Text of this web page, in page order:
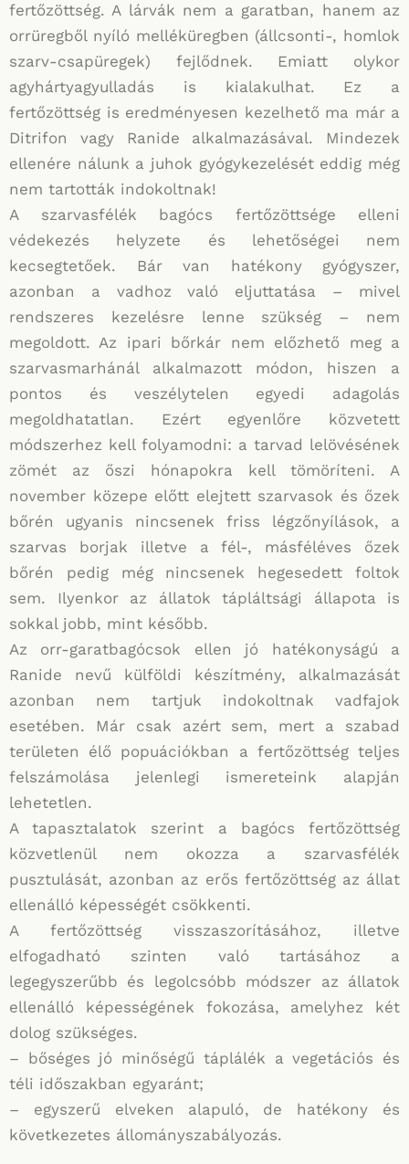
fertőzöttség. A lárvák nem a garatban, hanem az
orrüregből nyíló melléküregben (állcsonti-, homlok
szarv-csapüregek) fejlődnek. Emiatt olykor
agyhártyagyulladás is kialakulhat. Ez a
fertőzöttség is eredményesen kezelhető ma már a
Ditrifon vagy Ranide alkalmazásával. Mindezek
ellenére nálunk a juhok gyógykezelését eddig még
nem tartották indokoltnak!
A szarvasfélék bagócs fertőzöttsége elleni
védekezés helyzete és lehetőségei nem
kecsegtetőek. Bár van hatékony gyógyszer,
azonban a vadhoz való eljuttatása – mivel
rendszeres kezelésre lenne szükség – nem
megoldott. Az ipari bőrkár nem előzhető meg a
szarvasmarhánál alkalmazott módon, hiszen a
pontos és veszélytelen egyedi adagolás
megoldhatatlan. Ezért egyenlőre közvetett
módszerhez kell folyamodni: a tarvad lelövésének
zömét az őszi hónapokra kell tömöríteni. A
november közepe előtt elejtett szarvasok és őzek
bőrén ugyanis nincsenek friss légzőnyílások, a
szarvas borjak illetve a fél-, másféléves őzek
bőrén pedig még nincsenek hegesedett foltok
sem. Ilyenkor az állatok tápláltsági állapota is
sokkal jobb, mint később.
Az orr-garatbagócsok ellen jó hatékonyságú a
Ranide nevű külföldi készítmény, alkalmazását
azonban nem tartjuk indokoltnak vadfajok
esetében. Már csak azért sem, mert a szabad
területen élő popuációkban a fertőzöttség teljes
felszámolása jelenlegi ismereteink alapján
lehetetlen.
A tapasztalatok szerint a bagócs fertőzöttség
közvetlenül nem okozza a szarvasfélék
pusztulását, azonban az erős fertőzöttség az állat
ellenálló képességét csökkenti.
A fertőzöttség visszaszorításához, illetve
elfogadható szinten való tartásához a
legegyszerűbb és legolcsóbb módszer az állatok
ellenálló képességének fokozása, amelyhez két
dolog szükséges.
– bőséges jó minőségű táplálék a vegetációs és
téli időszakban egyaránt;
– egyszerű elveken alapuló, de hatékony és
következetes állományszabályozás.